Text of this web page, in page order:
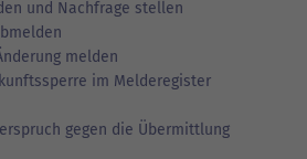
und Nachfrage stellen
melden
im Melderegister
gegen die Übermittlung